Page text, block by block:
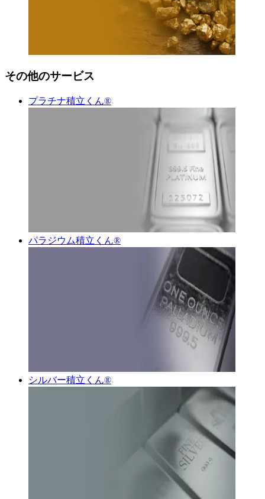
その他のサービス
プラチナ積立くん®︎
パラジウム積立くん®︎
シルバー積立くん®︎